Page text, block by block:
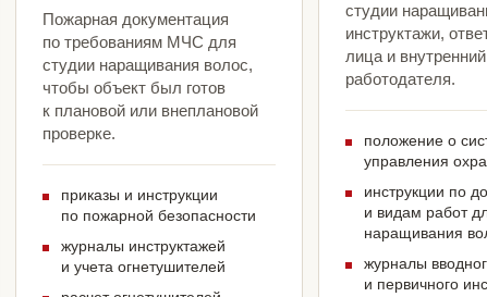
Пожарная документация
по требованиям МЧС для
студии наращивания волос,
чтобы объект был готов
к плановой или внеплановой
проверке.
приказы и инструкции
по пожарной безопасности
журналы инструктажей
и учета огнетушителей
студии
инструктажи,
лица и
работодателя.
положение о
управления
инструкции по
и видам работ
наращивания
журналы
и первичного